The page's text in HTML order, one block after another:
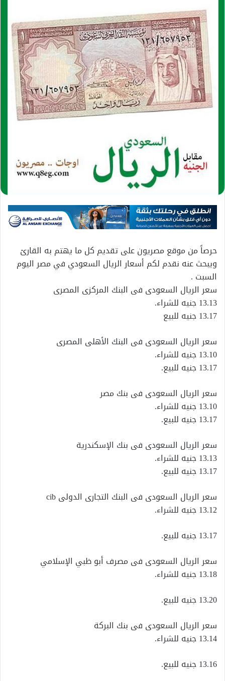
حرصاً من موقع مصريون على تقديم كل ما يهتم به القارئ
ويبحث عنه نقدم لكم أسعار الريال السعودي في مصر اليوم
السبت .
سعر الريال السعودى فى البنك المركزى المصرى
13.13 جنيه للشراء.
13.17 جنيه للبيع
سعر الريال السعودى فى البنك الأهلى المصرى
13.10 جنيه للشراء.
13.17 جنيه للبيع.
سعر الريال السعودى فى بنك مصر
13.10 جنيه للشراء.
13.17 جنيه للبيع.
سعر الريال السعودى فى بنك الإسكندرية
13.13 جنيه للشراء.
13.17 جنيه للبيع.
سعر الريال السعودى فى البنك التجارى الدولى cib
13.12 جنيه للشراء.
13.17 جنيه للبيع.
سعر الريال السعودى فى مصرف أبو ظبي الإسلامي
13.18 جنيه للشراء.
13.20 جنيه للبيع.
سعر الريال السعودى فى بنك البركة
13.14 جنيه للشراء.
13.16 جنيه للبيع.